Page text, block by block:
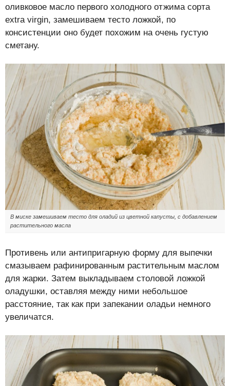
оливковое масло первого холодного отжима сорта
extra virgin, замешиваем тесто ложкой, по
консистенции оно будет похожим на очень густую
сметану.
В миске замешиваем тесто для оладий из цветной капусты, с добавлением
растительного масла
Противень или антипригарную форму для выпечки
смазываем рафинированным растительным маслом
для жарки. Затем выкладываем столовой ложкой
оладушки, оставляя между ними небольшое
расстояние, так как при запекании оладьи немного
увеличатся.